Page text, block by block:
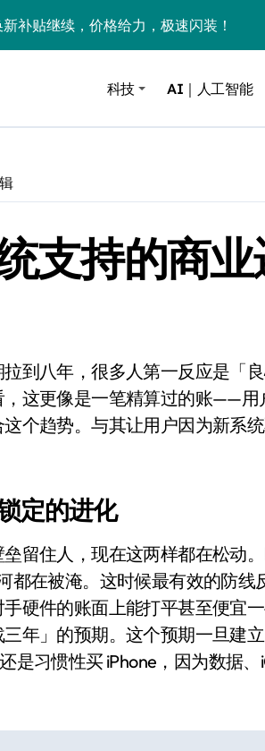
补贴继续，价格给力，极速闪装！
，白银狂飙3.5%！三大利好连夜引爆
五，丰田一季净赚两个比亚迪——中国车
：裁员3200、卖工作室、网络瘫了，微
Switch 2：画质大跃进，但鼠标操控才是
始人辞去CEO，但继续“垂帘听政”？
遇冷、高端梦碎：小鹏的“多事之夏”
不，比Model 3有面儿——试驾雷克萨斯
把EA买了，但背了200亿的债
MacBook充电了！老司机教你3招真·快充
先看蜘蛛侠？”车主怒了：车内不是广
版和专业版，选错真的会后悔吗？
吗？详解exFAT和NTFS的终极对决
死”操作：把手机塞冰箱，你中招了吗？
科技 AI｜人工智能
支持的商
这更像是一笔精算过的账——
个趋势。与其让用户因为新系
定的进化
留住人，现在这两样都在松动
都在被淹。这时候最有效的防线
硬件的账面上能打平甚至便宜
三年」的预期。这个预期一旦建
习惯性买 iPhone，因为数据